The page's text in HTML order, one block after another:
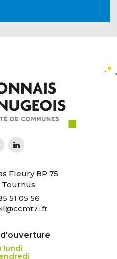
Fleury BP 75
Tournus
51 05 56
@ccmt71.fr
lundi